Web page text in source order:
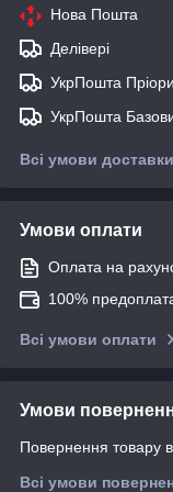
Нова Пошта
Делівері
УкрПошта
УкрПошта
Всі умови доставки
Умови оплати
Оплата на
100%
Всі умови оплати
Умови
Повернення товару
Всі умови